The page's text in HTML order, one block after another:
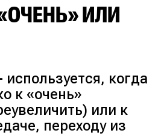
ИЛИ
используется, когда
к «очень»
) или к
переходу из